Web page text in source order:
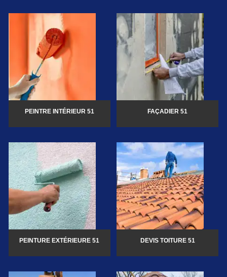
PEINTRE INTÉRIEUR 51 FAÇADIER 51
PEINTURE EXTÉRIEURE 51 DEVIS TOITURE 51